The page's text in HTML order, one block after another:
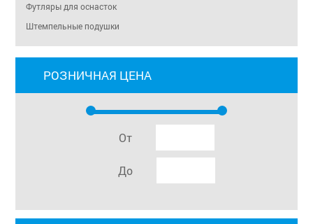
Футляры для оснасток
Штемпельные подушки
РОЗНИЧНАЯ ЦЕНА
От
До